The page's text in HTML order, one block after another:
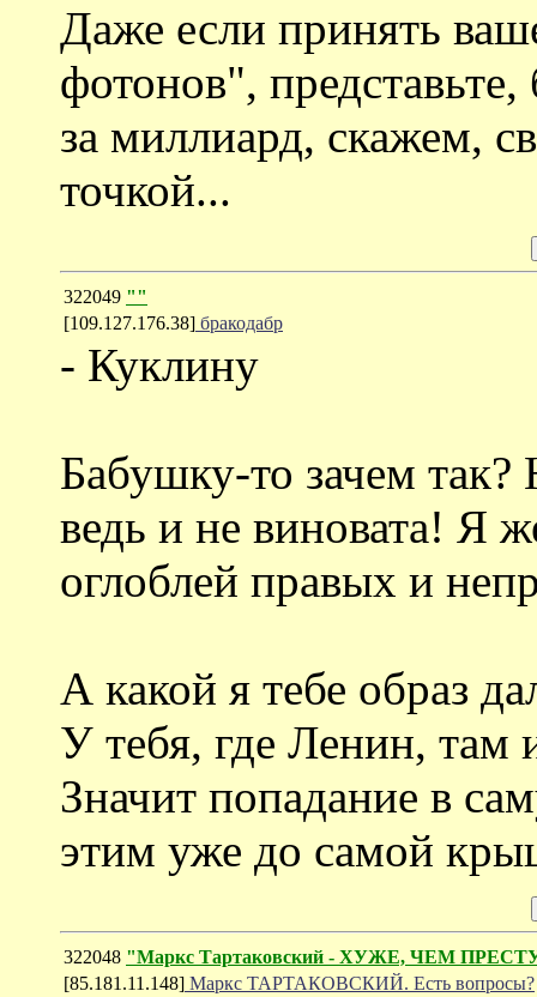
Даже если принять
фотонов", представьте,
за миллиард, скажем,
точкой...
322049 ""
[109.127.176.38] бракодабр
- Куклину
Бабушку-то зачем
ведь и не виновата! Я
оглоблей правых и
А какой я тебе образ
У тебя, где Ленин, там
Значит попадание в
этим уже до самой
322048 "Маркс Тартаковский - ХУЖЕ, ЧЕМ
[85.181.11.148] Маркс ТАРТАКОВСКИЙ. Есть вопросы?